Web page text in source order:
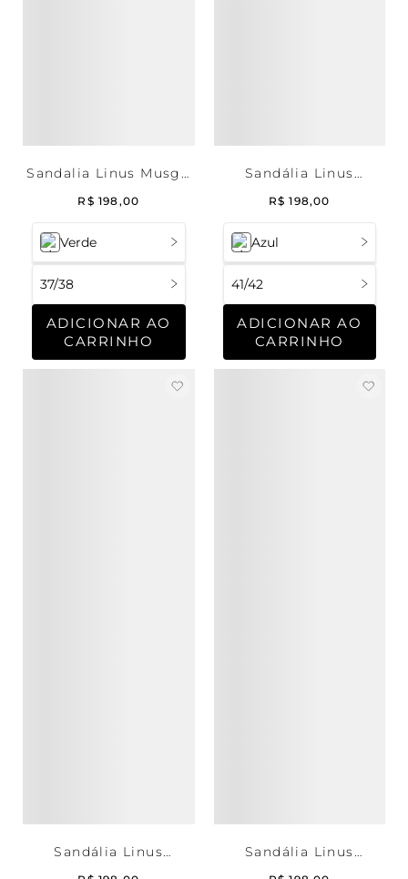
Verde
37/38
ADICIONAR AO
CARRINHO
Sandalia Linus Musgo
- 37/38
R$ 198,00
Azul
41/42
ADICIONAR AO
CARRINHO
Sandália Linus
Marinho - 41/42.
R$ 198,00
Sandália Linus
Sandália Linus
Marinho - 39/40.